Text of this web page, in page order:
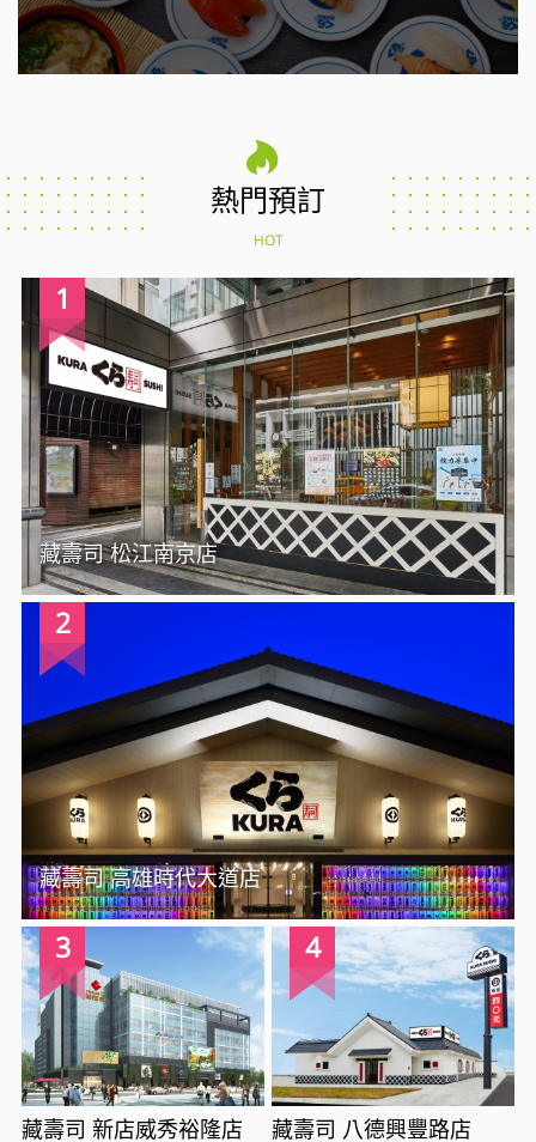
熱門預訂
HOT
1
藏壽司 松江南京店
2
藏壽司 高雄時代大道店
3
藏壽司 新店威秀裕隆店
4
藏壽司 八德興豐路店